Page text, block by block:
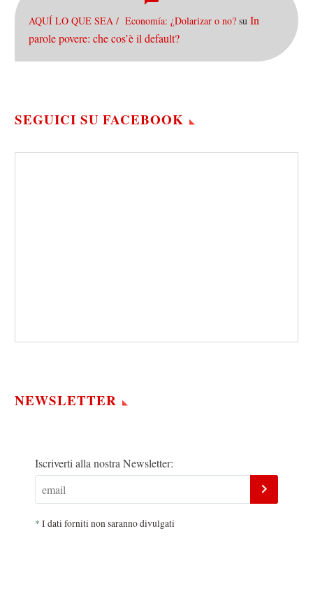
AQUÍ LO QUE SEA / Economía: ¿Dolarizar o no? su In
parole povere: che cos’è il default?
SEGUICI SU FACEBOOK
NEWSLETTER
Iscriverti alla nostra Newsletter:
* I dati forniti non saranno divulgati